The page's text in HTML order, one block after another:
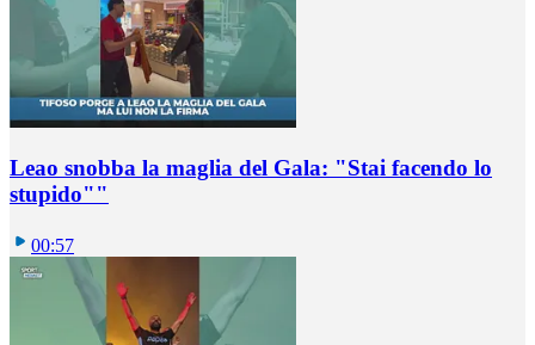
Leao snobba la maglia del Gala: "Stai facendo lo
stupido""
00:57